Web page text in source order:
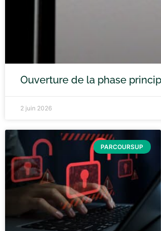
Ouverture de la phase
2 juin 2026
PARCOURSUP